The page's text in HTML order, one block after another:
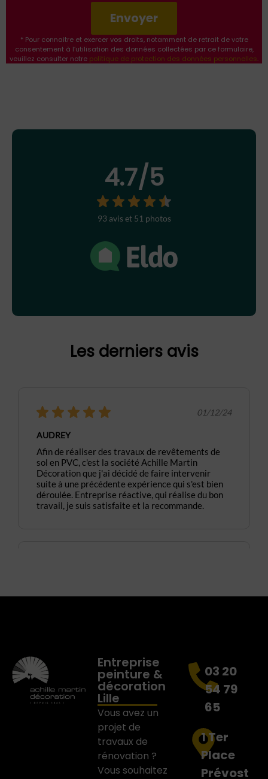
Envoyer
* Pour connaitre et exercer vos droits, notamment de retrait de votre
consentement à l’utilisation des données collectées par ce formulaire,
veuillez consulter notre politique de protection des données personnelles.
Entreprise
peinture &
décoration
Lille
Vous avez un
projet de
travaux de
rénovation ?
Vous souhaitez
03 20
54 79
65
1 Ter
Place
Prévost